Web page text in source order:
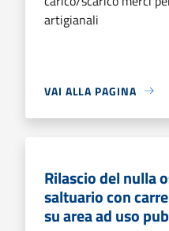
artigianali
VAI ALLA PAGINA
Rilascio del nulla
saltuario con
su area ad uso